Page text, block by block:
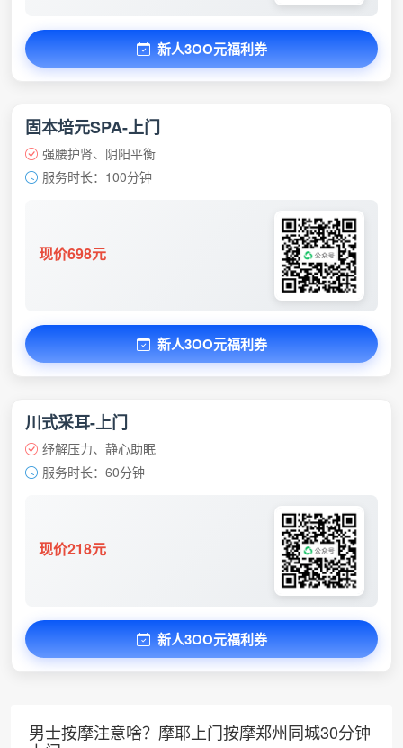
新人3OO元福利券
固本培元SPA-上门
强腰护肾、阴阳平衡
服务时长：100分钟
现价698元
新人3OO元福利券
川式采耳-上门
纾解压力、静心助眠
服务时长：60分钟
现价218元
新人3OO元福利券
男士按摩注意啥？摩耶上门按摩郑州同城30分钟